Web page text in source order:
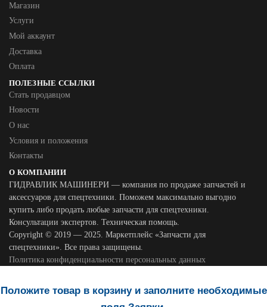
Магазин
Услуги
Мой аккаунт
Доставка
Оплата
ПОЛЕЗНЫЕ ССЫЛКИ
Стать продавцом
Новости
О нас
Условия и положения
Контакты
О КОМПАНИИ
ГИДРАВЛИК МАШИНЕРИ — компания по продаже запчастей и
аксессуаров для спецтехники. Поможем максимально выгодно
купить либо продать любые запчасти для спецтехники.
Консультации экспертов. Техническая помощь.
Copyright © 2019 — 2025. Маркетплейс «Запчасти для
спецтехники». Все права защищены.
Политика конфиденциальности персональных данных
Положите товар в корзину и заполните необходимые